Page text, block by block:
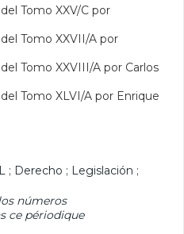
Tomo XXV/C por
Tomo XXVII/A por
Tomo XXVIII/A por Carlos
Tomo XLVI/A por Enrique
; Derecho ; Legislación ;
números
ce périodique